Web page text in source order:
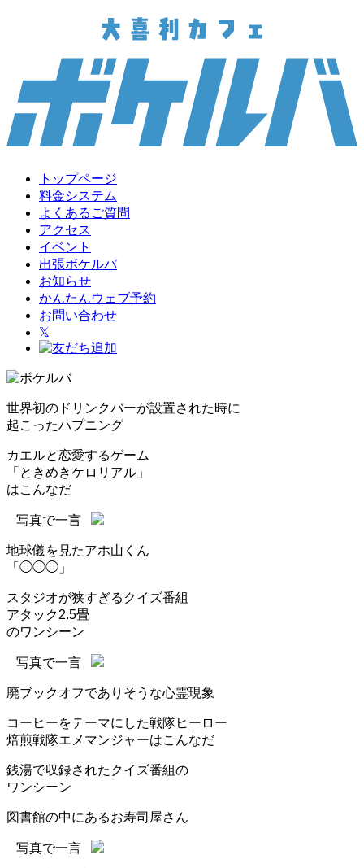
トップページ
料金システム
よくあるご質問
アクセス
イベント
出張ボケルバ
お知らせ
かんたんウェブ予約
お問い合わせ
𝕏
世界初のドリンクバーが設置された時に
起こったハプニング
カエルと恋愛するゲーム
「ときめきケロリアル」
はこんなだ
写真で一言
地球儀を見たアホ山くん
「◯◯◯」
スタジオが狭すぎるクイズ番組
アタック2.5畳
のワンシーン
写真で一言
廃ブックオフでありそうな心霊現象
コーヒーをテーマにした戦隊ヒーロー
焙煎戦隊エメマンジャーはこんなだ
銭湯で収録されたクイズ番組の
ワンシーン
図書館の中にあるお寿司屋さん
写真で一言